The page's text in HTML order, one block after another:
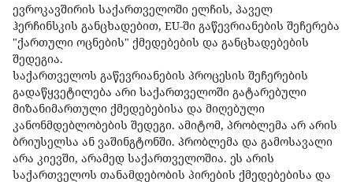
ევროკავშირის საქართველოში ელჩის, პაველ
ჰერჩინსკის განცხადებით, EU-ში გაწევრიანების შეჩერება
"ქართული ოცნების" ქმედებების და განცხადებების
შედეგია.
საქართველოს გაწევრიანების პროცესის შეჩერების
გადაწყვეტილება არი საქართველოში გატარებული
მიზანიმართული ქმედებებისა და მიღებული
კანონმდებლობების შედეგი. ამიტომ, პრობლემა არ არის
ბრიუსელსა ან ვაშინგტონში. პრობლემა და გამოსავალი
არა კიევში, არამედ საქართველოშია. ეს არის
საქართველოს თანამდებობის პირების ქმედებებისა და